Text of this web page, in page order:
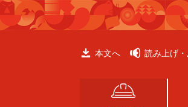
ペ
ー
メ
ニ
本文へ 読み上げ